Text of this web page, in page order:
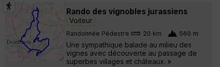
Rando des vignobles jurassiens
Voiteur
Randonnée Pédestre 20 km 560 m
Une sympathique balade au milieu des
vignes avec découverte au passage de
superbes villages et châteaux. »